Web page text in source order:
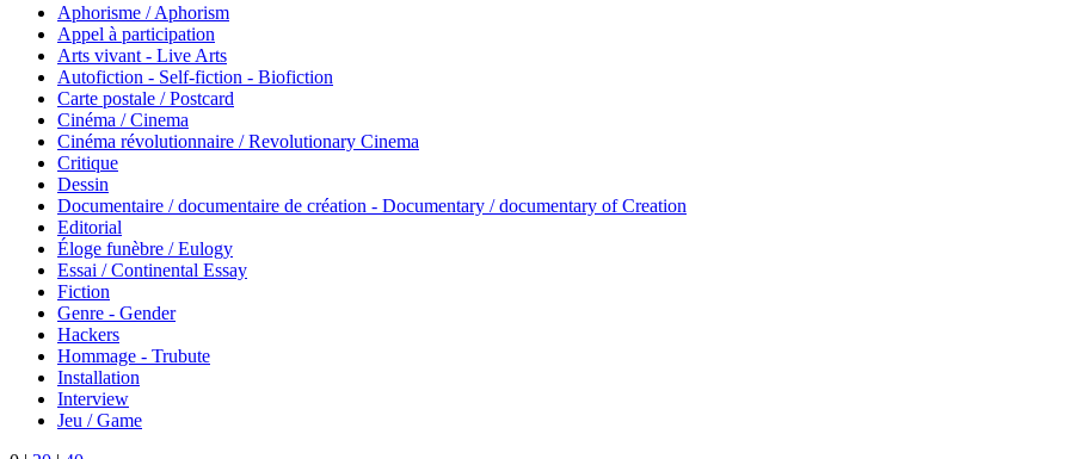
Aphorisme / Aphorism
Appel à participation
Arts vivant - Live Arts
Autofiction - Self-fiction - Biofiction
Carte postale / Postcard
Cinéma / Cinema
Cinéma révolutionnaire / Revolutionary Cinema
Critique
Dessin
Documentaire / documentaire de création - Documentary / documentary of Creation
Editorial
Éloge funèbre / Eulogy
Essai / Continental Essay
Fiction
Genre - Gender
Hackers
Hommage - Trubute
Installation
Interview
Jeu / Game